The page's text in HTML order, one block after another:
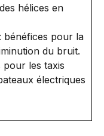
hélices en
: bénéfices pour la
du bruit.
pour les taxis
électriques